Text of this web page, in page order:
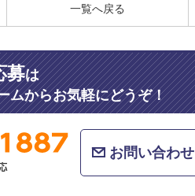
一覧へ戻る
募は
ムからお気軽にどうぞ！
お問い合わせ